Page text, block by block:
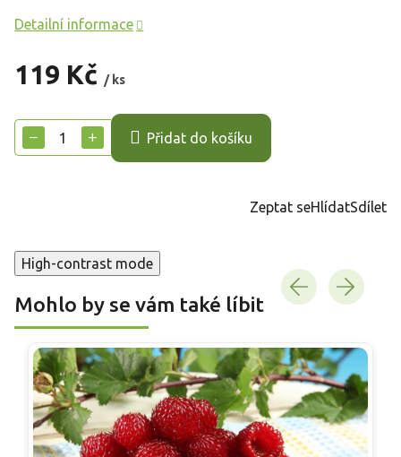
119 Kč / ks
cena:
+
− Přidat do košíku
Detailní informace
Zeptat seHlídatSdílet
High-contrast mode
Mohlo by se vám také líbit